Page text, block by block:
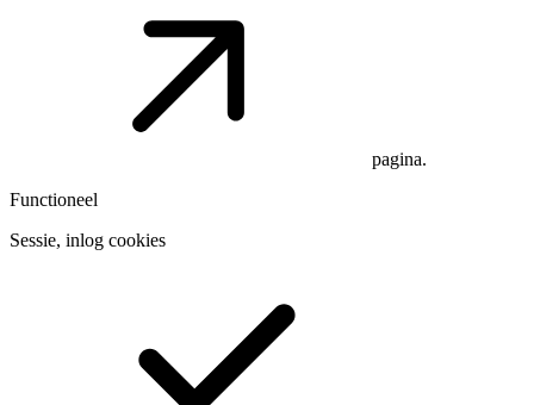
pagina.
Functioneel
Sessie, inlog cookies